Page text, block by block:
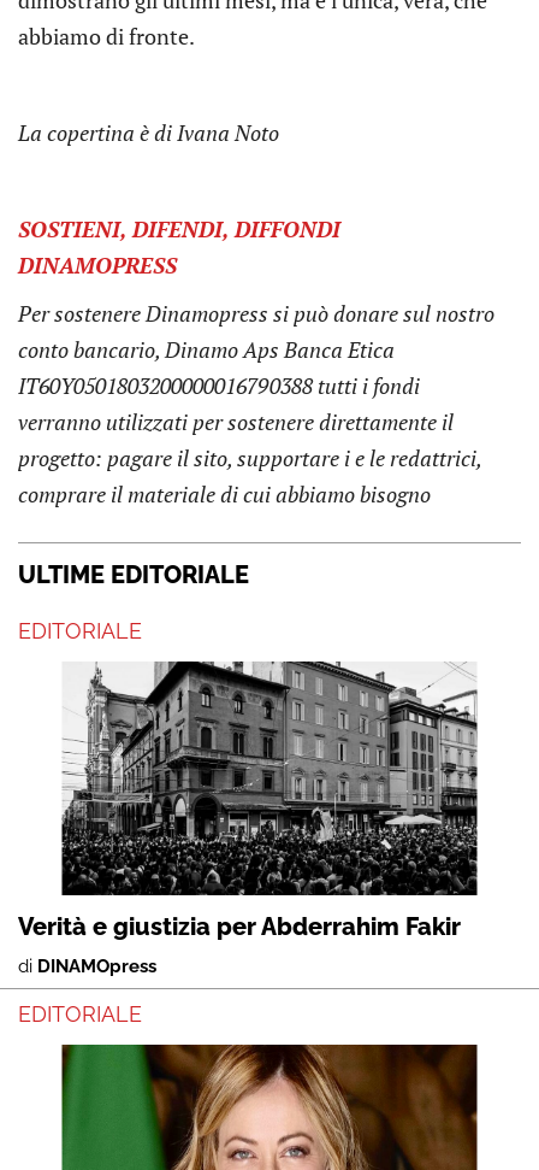
abbiamo di fronte.
La copertina è di Ivana Noto
SOSTIENI, DIFENDI, DIFFONDI
DINAMOPRESS
Per sostenere Dinamopress si può donare sul nostro
conto bancario, Dinamo Aps Banca Etica
IT60Y0501803200000016790388 tutti i fondi
verranno utilizzati per sostenere direttamente il
progetto: pagare il sito, supportare i e le redattrici,
comprare il materiale di cui abbiamo bisogno
ULTIME EDITORIALE
EDITORIALE
Verità e giustizia per Abderrahim Fakir
di DINAMOpress
EDITORIALE